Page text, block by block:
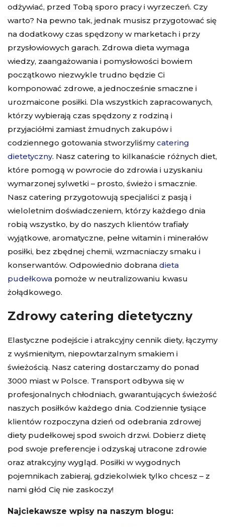
odżywiać, przed Tobą sporo pracy i wyrzeczeń. Czy
warto? Na pewno tak, jednak musisz przygotować się
na dodatkowy czas spędzony w marketach i przy
przysłowiowych garach. Zdrowa dieta wymaga
wiedzy, zaangażowania i pomysłowości bowiem
początkowo niezwykle trudno będzie Ci
komponować zdrowe, a jednocześnie smaczne i
urozmaicone posiłki. Dla wszystkich zapracowanych,
którzy wybierają czas spędzony z rodziną i
przyjaciółmi zamiast żmudnych zakupów i
codziennego gotowania stworzyliśmycatering
dietetyczny. Nasz catering to kilkanaście różnych diet,
które pomogą w powrocie do zdrowia i uzyskaniu
wymarzonej sylwetki – prosto, świeżo i smacznie.
Nasz catering przygotowują specjaliści z pasją i
wieloletnim doświadczeniem, którzy każdego dnia
robią wszystko, by do naszych klientów trafiały
wyjątkowe, aromatyczne, pełne witamin i minerałów
posiłki, bez zbędnej chemii, wzmacniaczy smaku i
konserwantów. Odpowiednio dobrana dieta
pudełkowa pomoże w neutralizowaniu kwasu
żołądkowego.
Zdrowy catering dietetyczny
Elastyczne podejście i atrakcyjnycennik diety, łączymy
z wyśmienitym, niepowtarzalnym smakiem i
świeżością. Nasz catering dostarczamy do ponad
3000 miast w Polsce. Transport odbywa się w
profesjonalnych chłodniach, gwarantujących świeżość
naszych posiłków każdego dnia. Codziennie tysiące
klientów rozpoczyna dzień od odebrania zdrowej
diety pudełkowej spod swoich drzwi. Dobierz dietę
pod swoje preferencje i odzyskaj utracone zdrowie
oraz atrakcyjny wygląd. Posiłki w wygodnych
pojemnikach zabieraj, gdziekolwiek tylko chcesz – z
nami głód Cię nie zaskoczy!
Najciekawsze wpisy na naszym blogu: